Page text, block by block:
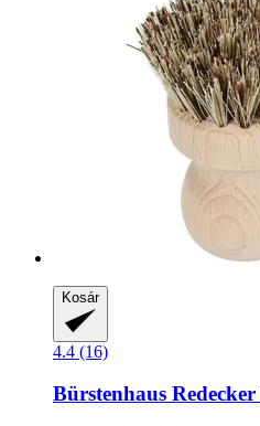
Kosár
4.4 (16)
Bürstenhaus Redecker